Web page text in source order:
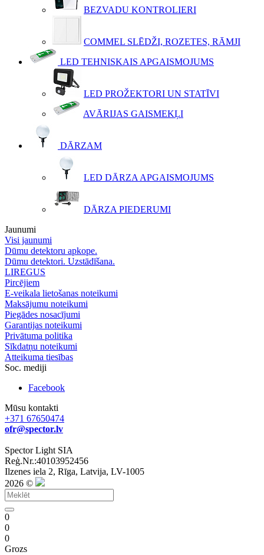
BEZVADU KONTROLIERI
COMMEL SLĒDŽI, ROZETES, RĀMJI
LED TEHNISKAIS APGAISMOJUMS
LED PROŽEKTORI UN STATĪVI
AVĀRIJAS GAISMEKĻI
DĀRZAM
LED DĀRZA APGAISMOJUMS
DĀRZA PIEDERUMI
Jaunumi
Visi jaunumi
Dūmu detektoru apkope.
Dūmu detektori. Uzstādīšana.
LIREGUS
Pircējiem
E-veikala lietošanas noteikumi
Maksājumu noteikumi
Piegādes nosacījumi
Garantijas noteikumi
Privātuma politika
Sīkdatņu noteikumi
Atteikuma tiesības
Soc. mediji
Facebook
Mūsu kontakti
+371 67650474
ofr@spector.lv
Spector Light SIA
Reģ.Nr.:40103952456
Ilzenes iela 2, Rīga, Latvija, LV-1005
2026 ©
0
0
0
Grozs